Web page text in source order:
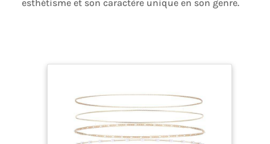
esthétisme et son caractère unique en son genre.